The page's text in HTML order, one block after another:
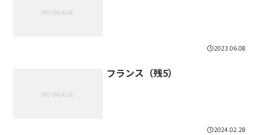
2023.06.08
フランス（残5）
2024.02.28